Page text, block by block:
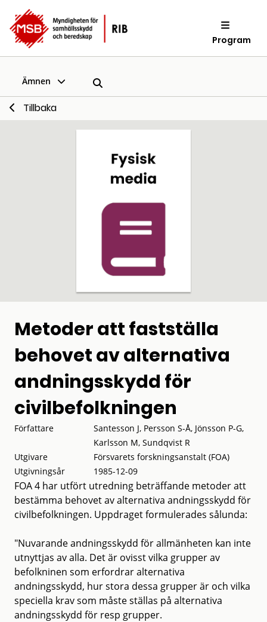
Program
Ämnen
Tillbaka
Metoder att fastställa
behovet av alternativa
andningsskydd för
civilbefolkningen
Författare
Santesson J, Persson S-Å, Jönsson P-G,
Karlsson M, Sundqvist R
Utgivare
Försvarets forskningsanstalt (FOA)
Utgivningsår
1985-12-09
FOA 4 har utfört utredning beträffande metoder att
bestämma behovet av alternativa andningsskydd för
civilbefolkningen. Uppdraget formulerades sålunda:
"Nuvarande andningsskydd för allmänheten kan inte
utnyttjas av alla. Det är ovisst vilka grupper av
befolkninen som erfordrar alternativa
andningsskydd, hur stora dessa grupper är och vilka
speciella krav som måste ställas på alternativa
andningsskydd för resp grupper.